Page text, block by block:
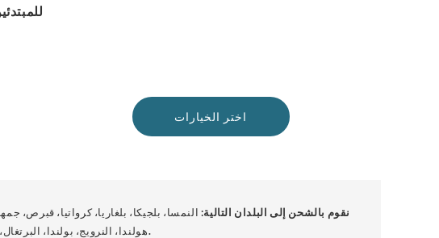
اختر الخيارات
نقوم بالشحن إلى البلدان التالية: النمسا، بلجيكا، بلغاريا، كرواتيا، قبرص،
هولندا، النرويج، بولندا،.